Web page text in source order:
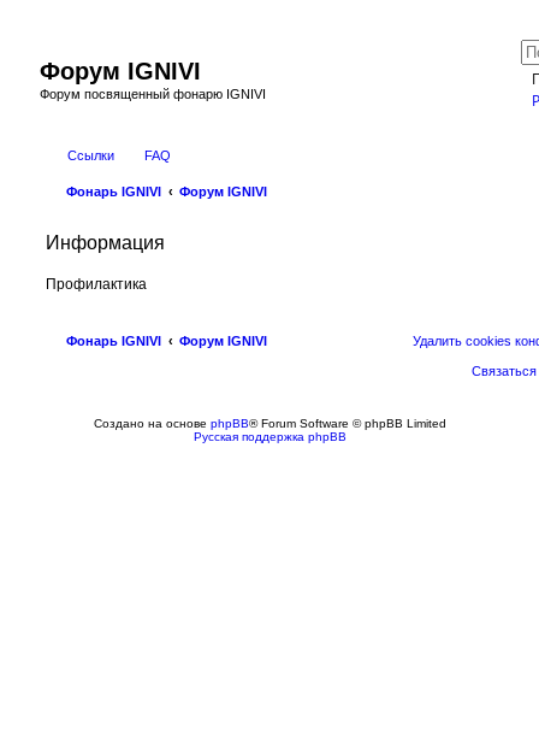
Форум IGNIVI
Форум посвященный фонарю IGNIVI
Ссылки FAQ
Фонарь IGNIVI Форум IGNIVI
Информация
Профилактика
Фонарь IGNIVI Форум IGNIVI Удалить cookies
Создано на основе phpBB® Forum Software © phpBB Limited
Русская поддержка phpBB